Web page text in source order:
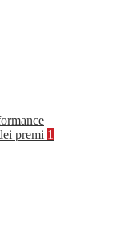
premi 1